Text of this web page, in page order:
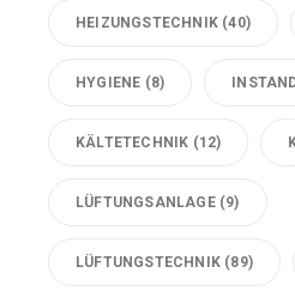
HEIZUNGSTECHNIK (40)
HYGIENE (8)
KÄLTETECHNIK (12)
LÜFTUNGSANLAGE(9)
LÜFTUNGSTECHNIK (89)